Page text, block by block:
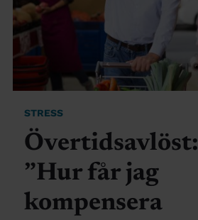
STRESS
Övertidsavlöst:
”Hur får jag
kompensera